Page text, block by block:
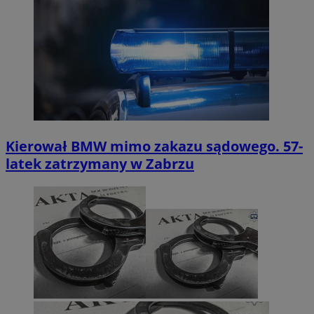
Kierował BMW mimo zakazu sądowego. 57-
latek zatrzymany w Zabrzu